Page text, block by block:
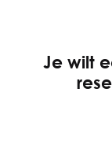
Je wilt